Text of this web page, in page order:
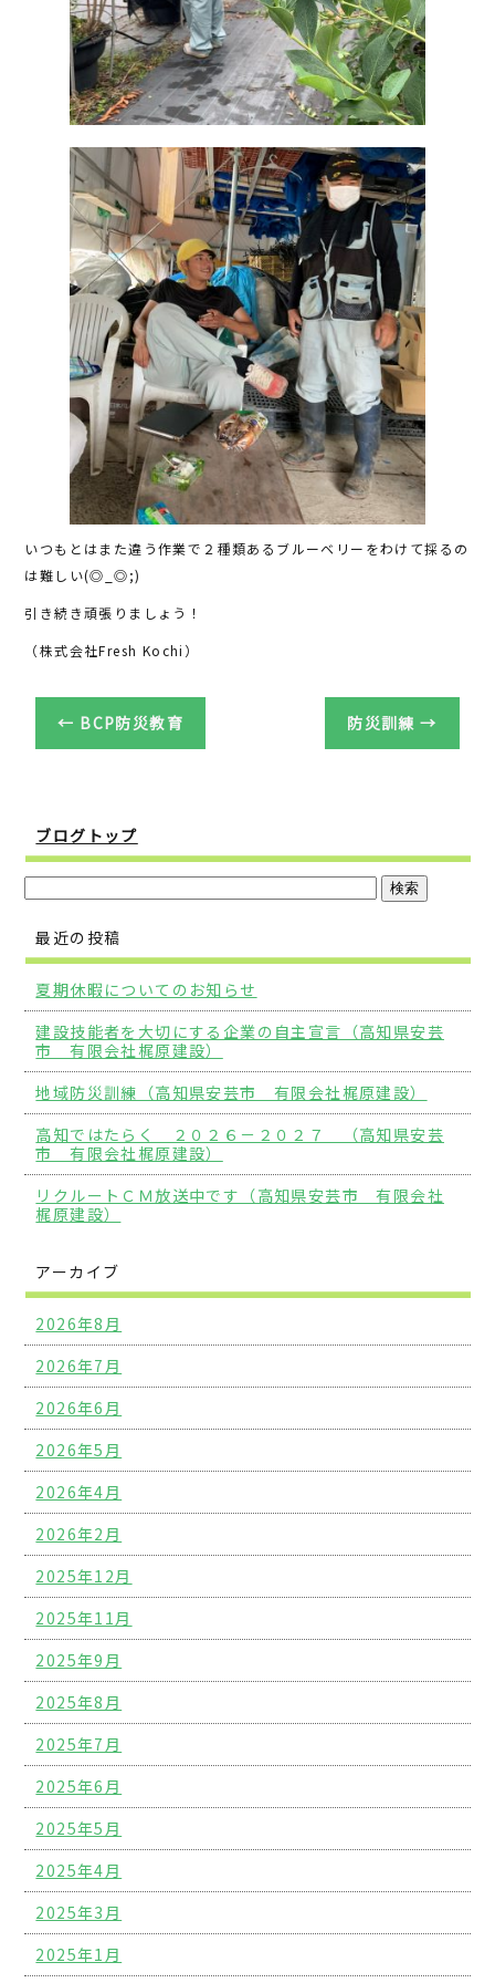
いつもとはまた違う作業で２種類あるブルーベリーをわけて採るの
は難しい(◎_◎;)
引き続き頑張りましょう！
（株式会社Fresh Kochi）
← BCP防災教育 防災訓練→
ブログトップ
最近の投稿
夏期休暇についてのお知らせ
建設技能者を大切にする企業の自主宣言（高知県安芸
市 有限会社梶原建設）
地域防災訓練（高知県安芸市 有限会社梶原建設）
高知ではたらく ２０２６－２０２７ （高知県安芸
市 有限会社梶原建設）
リクルートＣＭ放送中です（高知県安芸市 有限会社
梶原建設）
アーカイブ
2026年8月
2026年7月
2026年6月
2026年5月
2026年4月
2026年2月
2025年12月
2025年11月
2025年9月
2025年8月
2025年7月
2025年6月
2025年5月
2025年4月
2025年3月
2025年1月